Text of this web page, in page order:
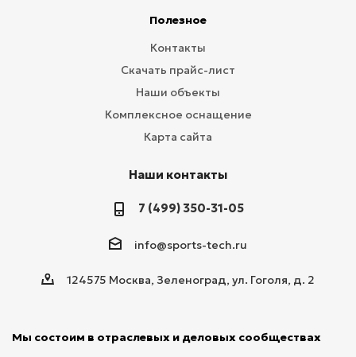
Полезное
Контакты
Скачать прайс-лист
Наши объекты
Комплексное оснащение
Карта сайта
Наши контакты
7 (499) 350-31-05
info@sports-tech.ru
124575 Москва, Зеленоград, ул. Гоголя, д. 2
Мы состоим в отраслевых и деловых сообществах